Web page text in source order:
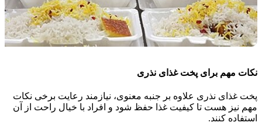
نکات مهم برای پخت غذای نذری
پخت غذای نذری علاوه بر جنبه معنوی، نیازمند رعایت برخی نکات
مهم نیز هست تا کیفیت غذا حفظ شود و افراد با خیال راحت از آن
استفاده کنند.